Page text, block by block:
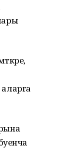
аларга